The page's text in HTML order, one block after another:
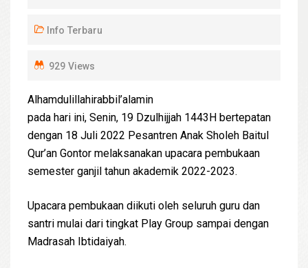
O
Info Terbaru
929 Views
Alhamdulillahirabbil’alamin
pada hari ini, Senin, 19 Dzulhijjah 1443H bertepatan
dengan 18 Juli 2022 Pesantren Anak Sholeh Baitul
Qur’an Gontor melaksanakan upacara pembukaan
semester ganjil tahun akademik 2022-2023.
Upacara pembukaan diikuti oleh seluruh guru dan
santri mulai dari tingkat Play Group sampai dengan
Madrasah Ibtidaiyah.